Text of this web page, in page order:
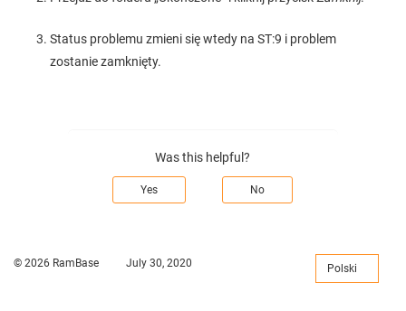
Status problemu zmieni się wtedy na ST:9 i problem
zostanie zamknięty.
Was this helpful?
Yes No
© 2026 RamBase July 30, 2020 Polski